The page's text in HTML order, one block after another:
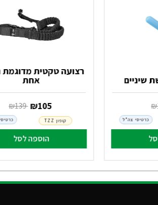
שיניים
כרטיסי צה"ל
רצועה טקטית מדוגמת
אחת
‏ ₪
139 105
הוספה לסל
קופון TZZ